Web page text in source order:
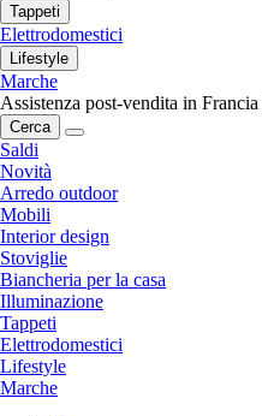
Tappeti
Elettrodomestici
Lifestyle
Marche
Assistenza post-vendita in Francia
Cerca
Saldi
Novità
Arredo outdoor
Mobili
Interior design
Stoviglie
Biancheria per la casa
Illuminazione
Tappeti
Elettrodomestici
Lifestyle
Marche